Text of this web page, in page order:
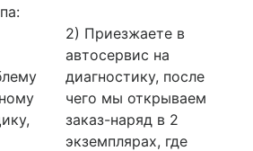
2) Приезжаете в
автосервис на
диагностику, после
чего мы открываем
заказ-наряд в 2
экземплярах, где